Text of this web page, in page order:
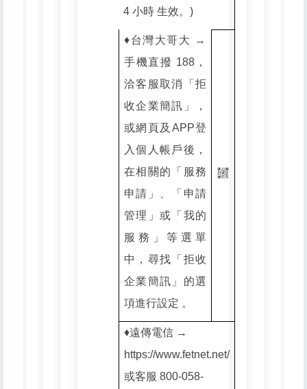
4 小時 生效。)
♦️台灣大哥大 →
手機直撥 188，
洽客服取消「拒
收企業簡訊」，
或網頁及APP登
入個人帳戶後，
在相關的「服務
申請」、「申請
管理」或「我的
服務」等選單
中，尋找「拒收
企業簡訊」的選
項進行設定 。
♦️遠傳電信 →
https://www.fetnet.net/
或客服 800-058-